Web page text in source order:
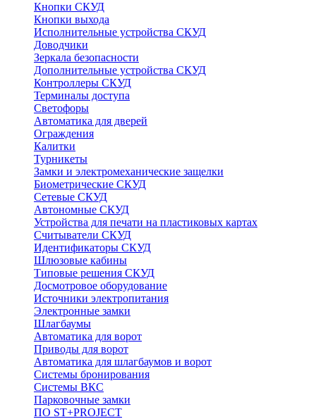
Кнопки СКУД
Кнопки выхода
Исполнительные устройства СКУД
Доводчики
Зеркала безопасности
Дополнительные устройства СКУД
Контроллеры СКУД
Терминалы доступа
Светофоры
Автоматика для дверей
Ограждения
Калитки
Турникеты
Замки и электромеханические защелки
Биометрические СКУД
Сетевые СКУД
Автономные СКУД
Устройства для печати на пластиковых картах
Считыватели СКУД
Идентификаторы СКУД
Шлюзовые кабины
Типовые решения СКУД
Досмотровое оборудование
Источники электропитания
Электронные замки
Шлагбаумы
Автоматика для ворот
Приводы для ворот
Автоматика для шлагбаумов и ворот
Системы бронирования
Системы ВКС
Парковочные замки
ПО ST+PROJECT